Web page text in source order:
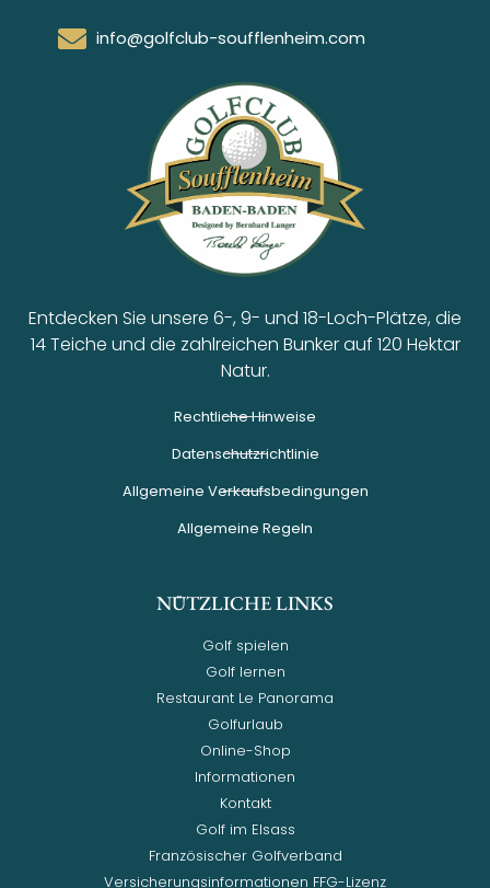
WEITERLESEN »
NACHRICHTEN
Black Friday
2025 auf dem Golfplatz von Soufflenheim statt . In
Elsass Tour Jugendliche
Die vom Comité Départemental 67 am Donnerstag,
dem 31. August, organisierte 3. Runde der Elsass-
Tour fand auf dem Golfplatz von Soufflenheim